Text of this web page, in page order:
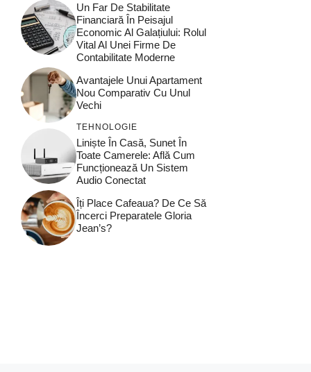
Un Far De Stabilitate
Financiară În Peisajul
Economic Al Galațiului: Rolul
Vital Al Unei Firme De
Contabilitate Moderne
Avantajele Unui Apartament
Nou Comparativ Cu Unul
Vechi
TEHNOLOGIE
Liniște În Casă, Sunet În
Toate Camerele: Află Cum
Funcționează Un Sistem
Audio Conectat
Îți Place Cafeaua? De Ce Să
Încerci Preparatele Gloria
Jean’s?